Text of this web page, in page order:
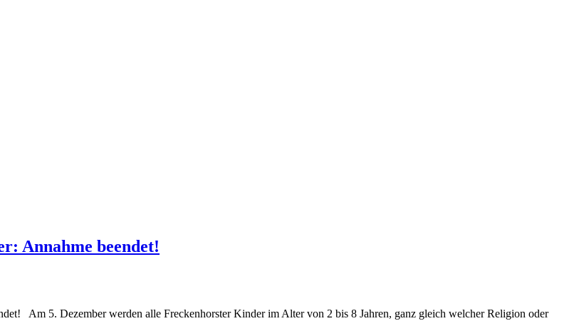
Annahme beendet!
Am 5. Dezember werden alle Freckenhorster Kinder im Alter von 2 bis 8 Jahren, ganz gleich welcher Religion oder